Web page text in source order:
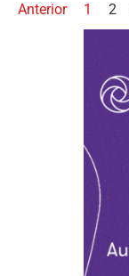
Anterior 1 2